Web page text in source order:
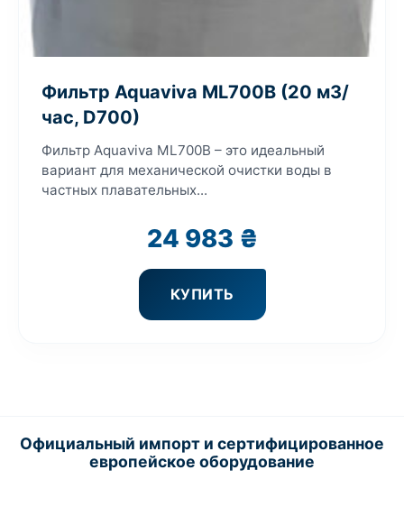
Фильтр Aquaviva ML700B (20 м3/
час, D700)
Фильтр Aquaviva ML700B – это идеальный
вариант для механической очистки воды в
частных плавательных...
24 983 ₴
КУПИТЬ
Официальный импорт и сертифицированное
европейское оборудование